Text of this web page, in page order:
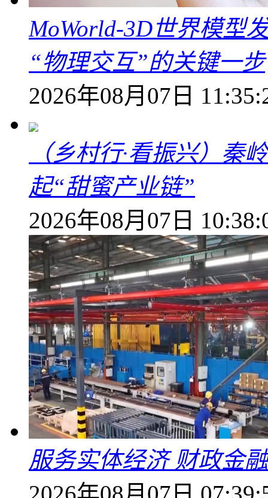
MoWorld-3D世界模型
“物理交互”的关键一步
2026年08月07日
（乡村行·看振兴）秦
起“甜蜜产业链”
2026年08月07日
服务实体经济 财政金